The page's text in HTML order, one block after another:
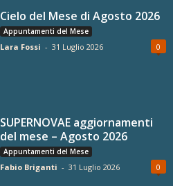
Cielo del Mese di Agosto 2026
Appuntamenti del Mese
Lara Fossi - 31 Luglio 2026 0
SUPERNOVAE aggiornamenti
del mese – Agosto 2026
Appuntamenti del Mese
Fabio Briganti - 31 Luglio 2026 0